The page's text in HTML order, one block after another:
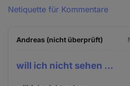
Netiquette für Kommentare
Andreas (nicht überprüft)
will ich nicht sehen ...